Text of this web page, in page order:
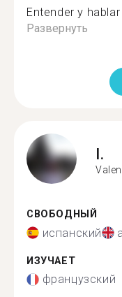
Entender y
Развернуть
I.
СВОБОДНЫЙ
испанский
ИЗУЧАЕТ
французский